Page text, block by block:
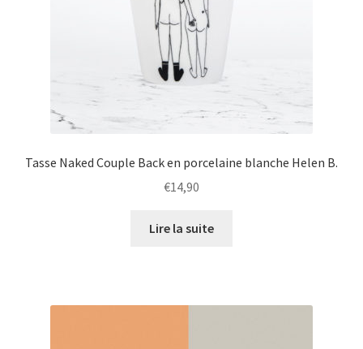
Tasse Naked Couple Back en porcelaine blanche Helen B.
€14,90
Lire la suite